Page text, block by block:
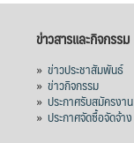
ข่าวสารและกิจกรรม
»ข่าวประชาสัมพันธ์
»ข่าวกิจกรรม
»ประกาศรับสมัครงาน
»ประกาศจัดซื้อจัดจ้าง